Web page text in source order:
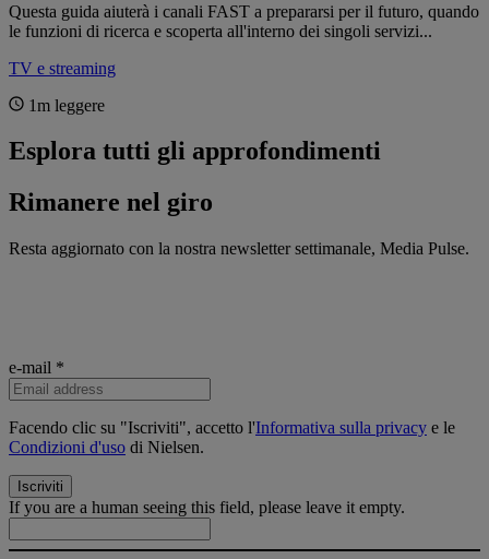
Questa guida aiuterà i canali FAST a prepararsi per il futuro, quando
le funzioni di ricerca e scoperta all'interno dei singoli servizi...
TV e streaming
1m leggere
Esplora tutti gli approfondimenti
Rimanere nel giro
Resta aggiornato con la nostra newsletter settimanale, Media Pulse.
e-mail *
Facendo clic su "Iscriviti", accetto l'Informativa sulla privacy e le
Condizioni d'uso di Nielsen.
If you are a human seeing this field, please leave it empty.